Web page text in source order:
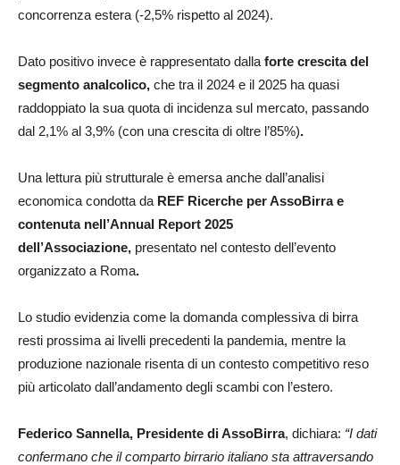
concorrenza estera (-2,5% rispetto al 2024).
Dato positivo invece è rappresentato dalla forte crescita del
segmento analcolico, che tra il 2024 e il 2025 ha quasi
raddoppiato la sua quota di incidenza sul mercato, passando
dal 2,1% al 3,9% (con una crescita di oltre l’85%).
Una lettura più strutturale è emersa anche dall’analisi
economica condotta da REF Ricerche per AssoBirra e
contenuta nell’Annual Report 2025
dell’Associazione, presentato nel contesto dell’evento
organizzato a Roma.
Lo studio evidenzia come la domanda complessiva di birra
resti prossima ai livelli precedenti la pandemia, mentre la
produzione nazionale risenta di un contesto competitivo reso
più articolato dall’andamento degli scambi con l’estero.
Federico Sannella, Presidente di AssoBirra, dichiara: “I dati
confermano che il comparto birrario italiano sta attraversando